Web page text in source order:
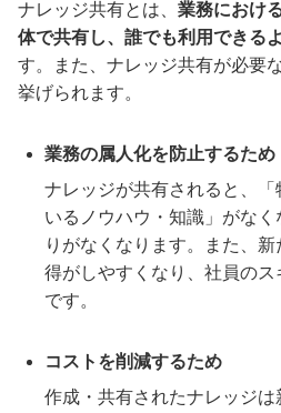
ナレッジ共有とは、 業務におけ
体で共有し、誰でも利用できる
す。また、ナレッジ共有が必要
挙げられます。
業務の属人化を防止するため
ナレッジが共有されると、
いるノウハウ・知識」がな
りがなくなります。また、
得がしやすくなり、社員の
です。
コストを削減するため
作成・共有されたナレッジは